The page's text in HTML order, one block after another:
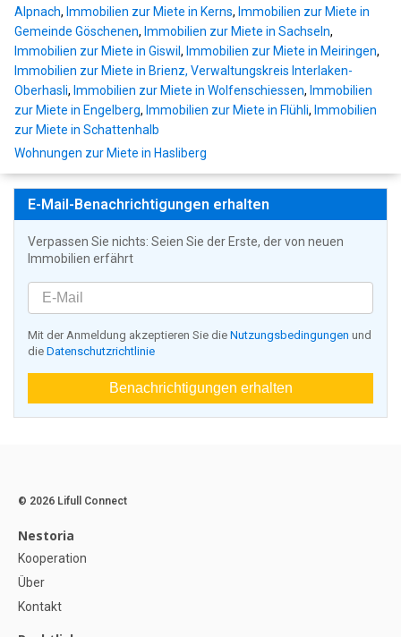
Alpnach, Immobilien zur Miete in Kerns, Immobilien zur Miete in
Gemeinde Göschenen, Immobilien zur Miete in Sachseln,
Immobilien zur Miete in Giswil , Immobilien zur Miete in Meiringen,
Immobilien zur Miete in Brienz, Verwaltungskreis Interlaken-
Oberhasli, Immobilien zur Miete in Wolfenschiessen, Immobilien
zur Miete in Engelberg, Immobilien zur Miete in Flühli, Immobilien
zur Miete in Schattenhalb
Wohnungen zur Miete in Hasliberg
E-Mail-Benachrichtigungen erhalten
Verpassen Sie nichts: Seien Sie der Erste, der von neuen
Immobilien erfährt
Mit der Anmeldung akzeptieren Sie die Nutzungsbedingungen und
die Datenschutzrichtlinie
Benachrichtigungen erhalten
© 2026 Lifull Connect
Nestoria
Kooperation
Über
Kontakt